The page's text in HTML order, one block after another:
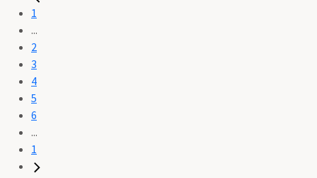
1
...
2
3
4
5
6
...
1